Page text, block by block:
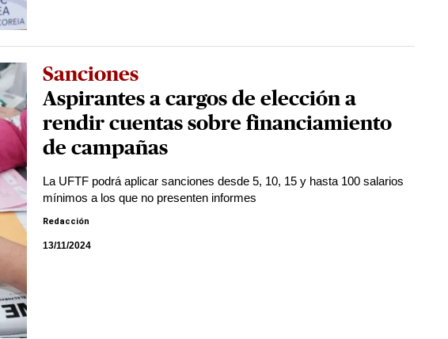
Sanciones
Aspirantes a cargos de elección a
rendir cuentas sobre financiamiento
de campañas
La UFTF podrá aplicar sanciones desde 5, 10, 15 y hasta 100 salarios
mínimos a los que no presenten informes
Redacción
13/11/2024